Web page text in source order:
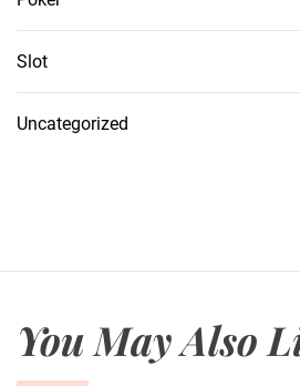
Slot
Uncategorized
You May Also